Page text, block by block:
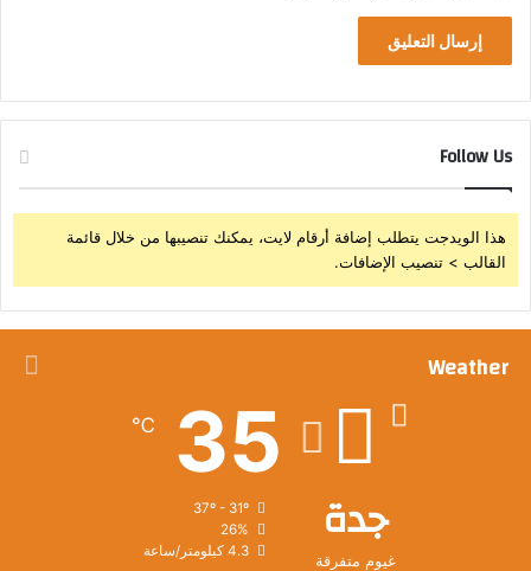
ض
م
ي
ز
ا
ي
Follow Us
هذا الويدجت يتطلب إضافة أرقام لايت، يمكنك تنصيبها من خلال قائمة
القالب > تنصيب الإضافات.
Weather
جدة
غيوم متفرقة
35
℃
26%
4.3 كيلومتر/ساعة